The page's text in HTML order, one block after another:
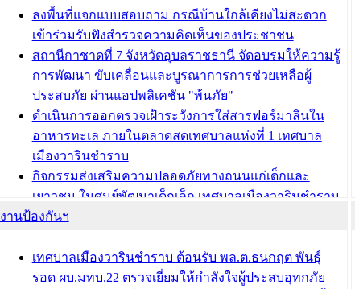
การขออนุญาตเข้าทำประโยชน์ในพื้นที่ป่าไม้
บทความ อื่นๆ ...
ลงพื้นที่แจกแบบสอบถาม กรณีบ้านใกล้เคียงไม่สะดวก
เข้าร่วมรับฟังสำรวจความคิดเห็นของประชาชน
สถานีกาชาดที่ 7 จังหวัดอุบลราชธานี จัดอบรมให้ความรู้
การพัฒนา ขับเคลื่อนและบูรณาการการช่วยเหลือผู้
ประสบภัย ผ่านแอปพลิเคชัน "พ้นภัย"
ดำเนินการออกตรวจเฝ้าระวังการใส่สารฟอร์มาลินใน
อาหารทะเล ภายในตลาดสดเทศบาลแห่งที่ 1 เทศบาล
เมืองวารินชำราบ
กิจกรรมส่งเสริมความปลอดภัยทางถนนแก่เด็กและ
เยาวชน ในศูนย์พัฒนาเด็กเล็ก เทศบาลเมืองวารินชำราบ
เทศบาลเมืองวารินชำราบ ร่วมประชุมปรึกษาหารือการ
งานป้องกันฯ
เทศบาลเมืองวารินชำราบ ต้อนรับ พล.ต.ธนกฤต พันธุ์
รอด ผบ.มทบ.22 ตรวจเยี่ยมให้กำลังใจผู้ประสบอุทกภัย